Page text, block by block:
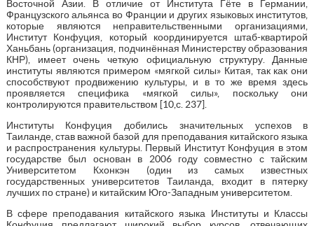
Восточной Азии. В отличие от Института Гёте в Германии,
Французского альянса во Франции и других языковых институтов,
которые являются неправительственными организациями,
Институт Конфуция, который координируется штаб-квартирой
Ханьбань (организация, подчинённая Министерству образования
КНР), имеет очень четкую официальную структуру. Данные
институты являются примером «мягкой силы» Китая, так как они
способствуют продвижению культуры, и в то же время здесь
проявляется специфика «мягкой силы», поскольку они
контролируются правительством [10,с. 237].
Институты Конфуция добились значительных успехов в
Таиланде, став важной базой для преподавания китайского языка
и распространения культуры. Первый Институт Конфуция в этом
государстве был основан в 2006 году совместно с тайским
Университетом Кхонкэн (один из самых известных
государственных университетов Таиланда, входит в пятерку
лучших по стране) и китайским Юго-Западным университетом.
В сфере преподавания китайского языка Институты и Классы